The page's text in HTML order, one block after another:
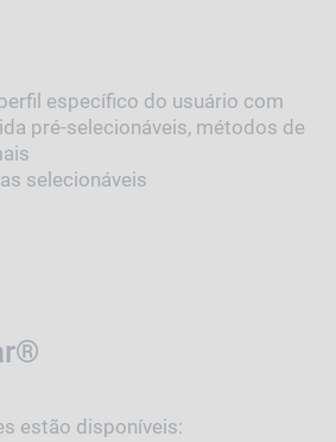
específico do usuário com
pré-selecionáveis, métodos de
selecionáveis
estão disponíveis: